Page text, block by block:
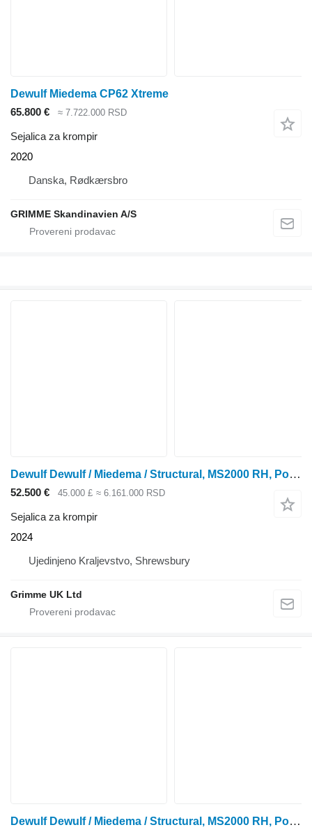
Dewulf Miedema CP62 Xtreme
65.800 €
≈ 7.722.000 RSD
Sejalica za krompir
2020
Danska, Rødkærsbro
GRIMME Skandinavien A/S
Dewulf Dewulf / Miedema / Structural, MS2000 RH, Potato Planter
52.500 € 45.000 £ ≈ 6.161.000 RSD
Sejalica za krompir
2024
Ujedinjeno Kraljevstvo, Shrewsbury
Grimme UK Ltd
Dewulf Dewulf / Miedema / Structural, MS2000 RH, Potato Planter